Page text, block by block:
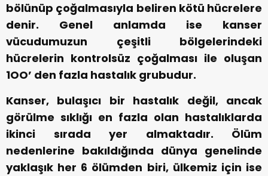
bölünüp çoğalmasıyla beliren kötü hücrelere
denir. Genel anlamda ise kanser
vücudumuzun çeşitli bölgelerindeki
hücrelerin kontrolsüz çoğalması ile oluşan
1OO’ den fazla hastalık grubudur.
Kanser, bulaşıcı bir hastalık değil, ancak
görülme sıklığı en fazla olan hastalıklarda
ikinci sırada yer almaktadır. Ölüm
nedenlerine bakıldığında dünya genelinde
yaklaşık her 6 ölümden biri, ülkemiz için ise